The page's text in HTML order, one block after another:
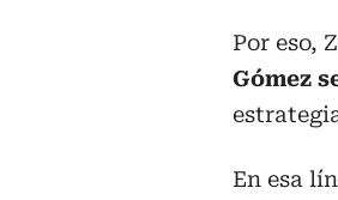
Por eso,
Gómez
En esa